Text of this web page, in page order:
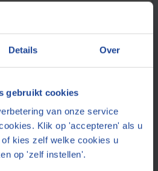
Details Over
gebruikt cookies
van onze service
Klik op 'accepteren' als u
kies zelf welke cookies u
op 'zelf instellen'.
niet de mogelijkheid online
andere notaris in de buurt
Heerlen (21 km)
reviews)
Notaris